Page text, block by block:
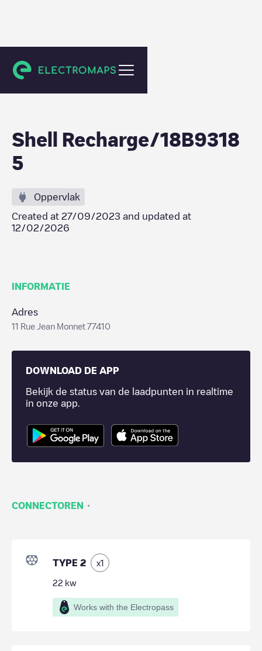
Claye-Souilly
Shell Recharge/18B9318
5
Oppervlak
Created at 27/09/2023 and updated at
12/02/2026
INFORMATIE
Adres
11 Rue Jean Monnet 77410
DOWNLOAD DE APP
Bekijk de status van de laadpunten in realtime
in onze app.
CONNECTOREN ·
TYPE 2 x1
22 kw
Works with the Electropass